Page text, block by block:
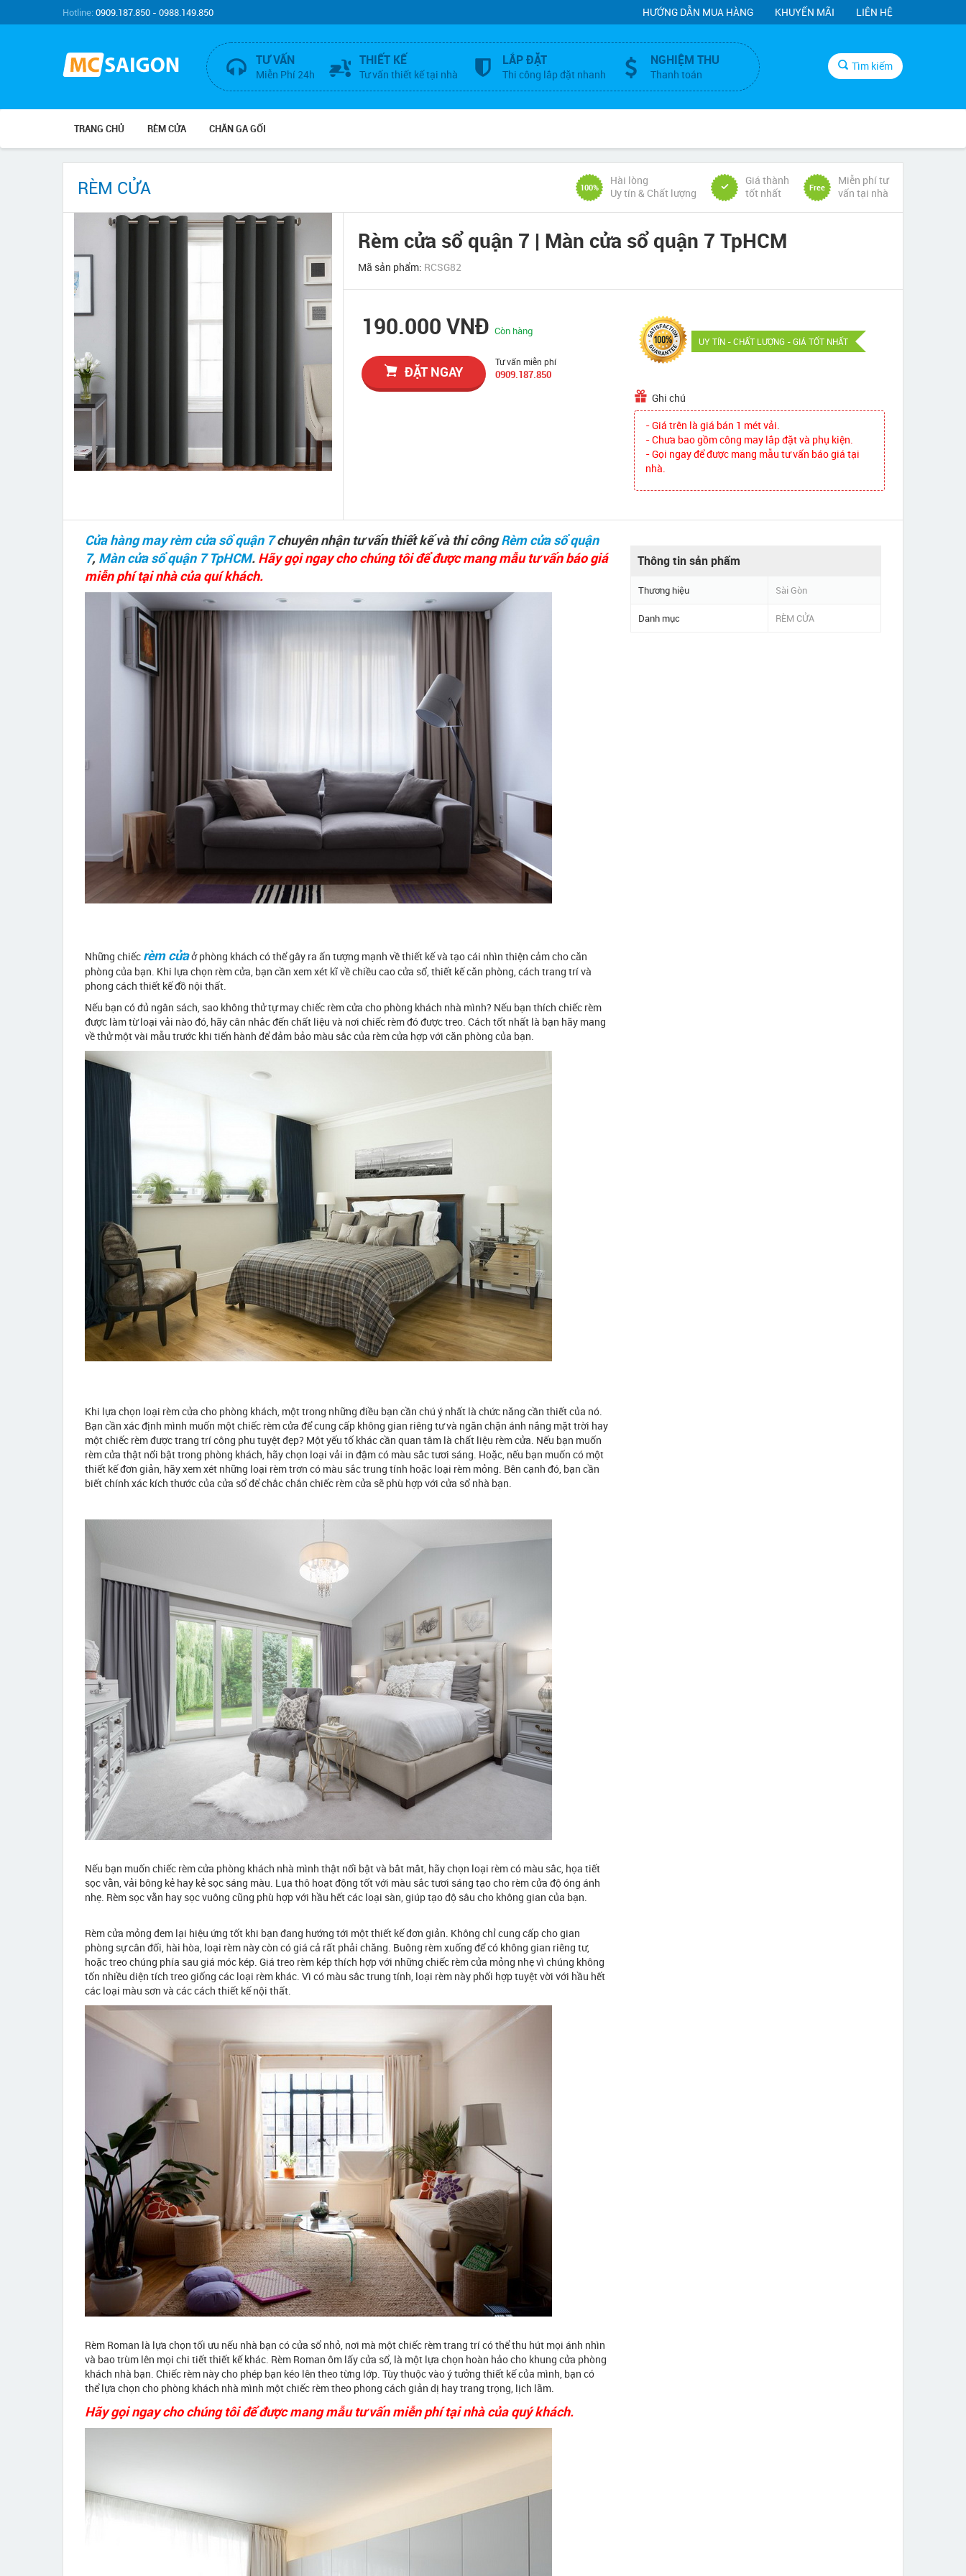
Hotline:0909.187.850 - 0988.149.850 HƯỚNG DẪN MUA HÀNG KHUYẾN MÃI LIÊN HỆ
TƯ VẤN
Miễn Phí 24h
THIẾT KẾ
Tư vấn thiết kế tại nhà
LẮP ĐẶT
Thi công lắp đặt nhanh
NGHIỆM THU
Thanh toán
Tìm kiếm
TRANG CHỦ RÈM CỬA CHĂN GA GỐI
RÈM CỬA 100%
Hài lòng
Uy tín & Chất lượng
Giá thành
tốt nhất
Free
Miễn phí tư
vấn tại nhà
Rèm cửa sổ quận 7 | Màn cửa sổ quận 7 TpHCM
Mã sản phẩm: RCSG82
190.000 VNĐCòn hàng
ĐẶT NGAY
Tư vấn miễn phí
0909.187.850
UY TÍN - CHẤT LƯỢNG - GIÁ TỐT NHẤT
Ghi chú
- Giá trên là giá bán 1 mét vải.
- Chưa bao gồm công may lắp đặt và phụ kiện.
- Gọi ngay để được mang mẫu tư vấn báo giá tại
nhà.
Cửa hàng may rèm cửa sổ quận 7chuyên nhận tư vấn thiết kế và thi côngRèm cửa sổ quận
7, Màn cửa sổ quận 7 TpHCM. Hãy gọi ngay cho chúng tôi để được mang mẫu tư vấn báo giá
miễn phí tại nhà của quí khách.
Những chiếc rèm cửaở phòng khách có thể gây ra ấn tượng mạnh về thiết kế và tạo cái nhìn thiện cảm cho căn
phòng của bạn. Khi lựa chọn rèm cửa, bạn cần xem xét kĩ về chiều cao cửa sổ, thiết kế căn phòng, cách trang trí và
phong cách thiết kế đồ nội thất.
Nếu bạn có đủ ngân sách, sao không thử tự may chiếc rèm cửa cho phòng khách nhà mình? Nếu bạn thích chiếc rèm
được làm từ loại vải nào đó, hãy cân nhắc đến chất liệu và nơi chiếc rèm đó được treo. Cách tốt nhất là bạn hãy mang
về thử một vài mẫu trước khi tiến hành để đảm bảo màu sắc của rèm cửa hợp với căn phòng của bạn.
Khi lựa chọn loại rèm cửa cho phòng khách, một trong những điều bạn cần chú ý nhất là chức năng cần thiết của nó.
Bạn cần xác định mình muốn một chiếc rèm cửa để cung cấp không gian riêng tư và ngăn chặn ánh nắng mặt trời hay
một chiếc rèm được trang trí công phu tuyệt đẹp? Một yếu tố khác cần quan tâm là chất liệu rèm cửa. Nếu bạn muốn
rèm cửa thật nổi bật trong phòng khách, hãy chọn loại vải in đậm có màu sắc tươi sáng. Hoặc, nếu bạn muốn có một
thiết kế đơn giản, hãy xem xét những loại rèm trơn có màu sắc trung tính hoặc loại rèm mỏng. Bên cạnh đó, bạn cần
biết chính xác kích thước của cửa sổ để chắc chắn chiếc rèm cửa sẽ phù hợp với cửa sổ nhà bạn.
Nếu bạn muốn chiếc rèm cửa phòng khách nhà mình thật nổi bật và bắt mắt, hãy chọn loại rèm có màu sắc, họa tiết
sọc vằn, vải bông kẻ hay kẻ sọc sáng màu. Lụa thô hoạt động tốt với màu sắc tươi sáng tạo cho rèm cửa độ óng ánh
nhẹ. Rèm sọc vằn hay sọc vuông cũng phù hợp với hầu hết các loại sàn, giúp tạo độ sâu cho không gian của bạn.
Rèm cửa mỏng đem lại hiệu ứng tốt khi bạn đang hướng tới một thiết kế đơn giản. Không chỉ cung cấp cho gian
phòng sự cân đối, hài hòa, loại rèm này còn có giá cả rất phải chăng. Buông rèm xuống để có không gian riêng tư,
hoặc treo chúng phía sau giá móc kép. Giá treo rèm kép thích hợp với những chiếc rèm cửa mỏng nhẹ vì chúng không
tốn nhiều diện tích treo giống các loại rèm khác. Vì có màu sắc trung tính, loại rèm này phối hợp tuyệt vời với hầu hết
các loại màu sơn và các cách thiết kế nội thất.
Rèm Roman là lựa chọn tối ưu nếu nhà bạn có cửa sổ nhỏ, nơi mà một chiếc rèm trang trí có thể thu hút mọi ánh nhìn
và bao trùm lên mọi chi tiết thiết kế khác. Rèm Roman ôm lấy cửa sổ, là một lựa chọn hoàn hảo cho khung cửa phòng
khách nhà bạn. Chiếc rèm này cho phép bạn kéo lên theo từng lớp. Tùy thuộc vào ý tưởng thiết kế của mình, bạn có
thể lựa chọn cho phòng khách nhà mình một chiếc rèm theo phong cách giản dị hay trang trọng, lịch lãm.
Hãy gọi ngay cho chúng tôi để được mang mẫu tư vấn miễn phí tại nhà của quý khách.
Thông tin sản phẩm
Thương hiệu Sài Gòn
Danh mục RÈM CỬA